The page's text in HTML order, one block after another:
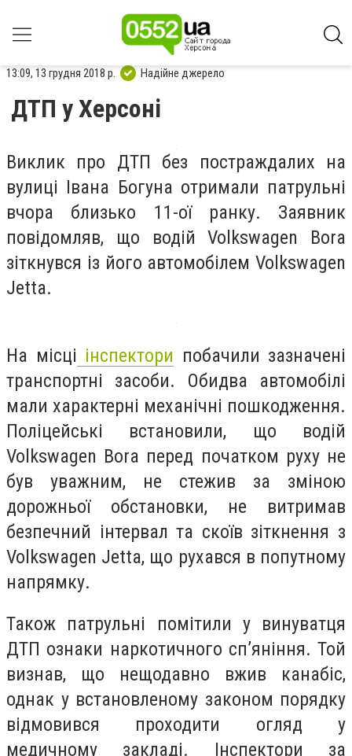
13:09, 13 грудня 2018 р. Надійне джерело
ДТП у Херсоні
Виклик про ДТП без постраждалих на
вулиці Івана Богуна отримали патрульні
вчора близько 11-ої ранку. Заявник
повідомляв, що водій Volkswagen Bora
зіткнувся із його автомобілем Volkswagen
Jetta.
На місці інспектори побачили зазначені
транспортні засоби. Обидва автомобілі
мали характерні механічні пошкодження.
Поліцейські встановили, що водій
Volkswagen Bora перед початком руху не
був уважним, не стежив за зміною
дорожньої обстановки, не витримав
безпечний інтервал та скоїв зіткнення з
Volkswagen Jetta, що рухався в попутному
напрямку.
Також патрульні помітили у винуватця
ДТП ознаки наркотичного сп’яніння. Той
визнав, що нещодавно вжив канабіс,
однак у встановленому законом порядку
відмовився проходити огляд у
медичному закладі. Інспектори за